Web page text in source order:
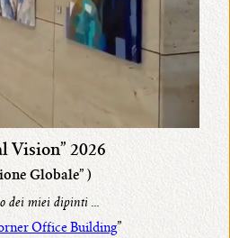
Vision” 2026
Globale” )
dei miei dipinti ...
Office Building”